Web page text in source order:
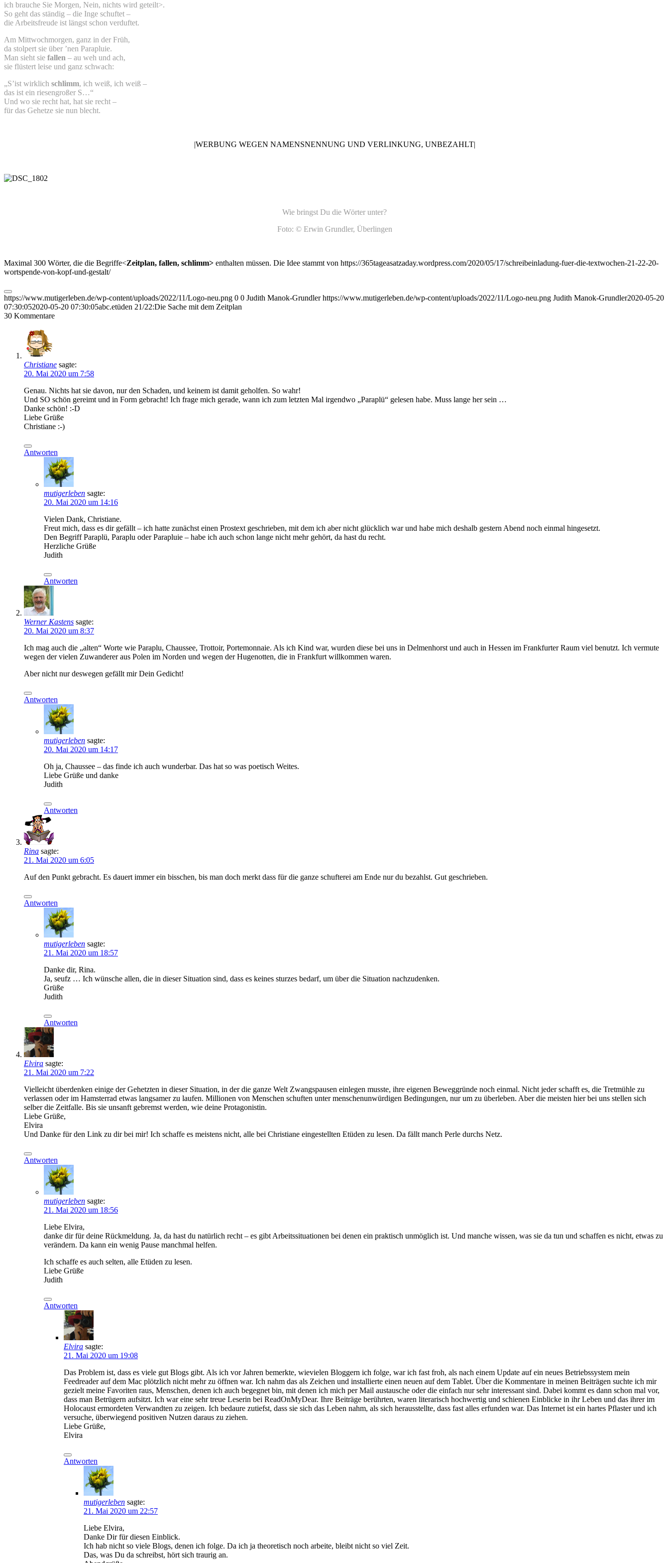
ich brauche Sie Morgen, Nein, nichts wird geteilt>.
So geht das ständig – die Inge schuftet –
die Arbeitsfreude ist längst schon verduftet.
Am Mittwochmorgen, ganz in der Früh,
da stolpert sie über ’nen Parapluie.
Man sieht sie fallen – au weh und ach,
sie flüstert leise und ganz schwach:
„S’ist wirklich schlimm, ich weiß, ich weiß –
das ist ein riesengroßer S…“
Und wo sie recht hat, hat sie recht –
für das Gehetze sie nun blecht.
|WERBUNG WEGEN NAMENSNENNUNG UND VERLINKUNG, UNBEZAHLT|
Wie bringst Du die Wörter unter?
Foto: © Erwin Grundler, Überlingen
Maximal 300 Wörter, die die Begriffe<Zeitplan, fallen, schlimm> enthalten müssen. Die Idee stammt von https://365tageasatzaday.wordpress.com/2020/05/17/schreibeinladung-fuer-die-textwochen-21-22-20-
wortspende-von-kopf-und-gestalt/
https://www.mutigerleben.de/wp-content/uploads/2022/11/Logo-neu.png 0 0 Judith Manok-Grundler https://www.mutigerleben.de/wp-content/uploads/2022/11/Logo-neu.png Judith Manok-Grundler2020-05-20
07:30:052020-05-20 07:30:05abc.etüden 21/22:Die Sache mit dem Zeitplan
30 Kommentare
Christiane sagte:
20. Mai 2020 um 7:58
Genau. Nichts hat sie davon, nur den Schaden, und keinem ist damit geholfen. So wahr!
Und SO schön gereimt und in Form gebracht! Ich frage mich gerade, wann ich zum letzten Mal irgendwo „Paraplü“ gelesen habe. Muss lange her sein …
Danke schön! :-D
Liebe Grüße
Christiane :-)
Antworten
mutigerleben sagte:
20. Mai 2020 um 14:16
Vielen Dank, Christiane.
Freut mich, dass es dir gefällt – ich hatte zunächst einen Prostext geschrieben, mit dem ich aber nicht glücklich war und habe mich deshalb gestern Abend noch einmal hingesetzt.
Den Begriff Paraplü, Paraplu oder Parapluie – habe ich auch schon lange nicht mehr gehört, da hast du recht.
Herzliche Grüße
Judith
Antworten
Werner Kastens sagte:
20. Mai 2020 um 8:37
Ich mag auch die „alten“ Worte wie Paraplu, Chaussee, Trottoir, Portemonnaie. Als ich Kind war, wurden diese bei uns in Delmenhorst und auch in Hessen im Frankfurter Raum viel benutzt. Ich vermute
wegen der vielen Zuwanderer aus Polen im Norden und wegen der Hugenotten, die in Frankfurt willkommen waren.
Aber nicht nur deswegen gefällt mir Dein Gedicht!
Antworten
mutigerleben sagte:
20. Mai 2020 um 14:17
Oh ja, Chaussee – das finde ich auch wunderbar. Das hat so was poetisch Weites.
Liebe Grüße und danke
Judith
Antworten
Rina sagte:
21. Mai 2020 um 6:05
Auf den Punkt gebracht. Es dauert immer ein bisschen, bis man doch merkt dass für die ganze schufterei am Ende nur du bezahlst. Gut geschrieben.
Antworten
mutigerleben sagte:
21. Mai 2020 um 18:57
Danke dir, Rina.
Ja, seufz … Ich wünsche allen, die in dieser Situation sind, dass es keines sturzes bedarf, um über die Situation nachzudenken.
Grüße
Judith
Antworten
Elvira sagte:
21. Mai 2020 um 7:22
Vielleicht überdenken einige der Gehetzten in dieser Situation, in der die ganze Welt Zwangspausen einlegen musste, ihre eigenen Beweggründe noch einmal. Nicht jeder schafft es, die Tretmühle zu
verlassen oder im Hamsterrad etwas langsamer zu laufen. Millionen von Menschen schuften unter menschenunwürdigen Bedingungen, nur um zu überleben. Aber die meisten hier bei uns stellen sich
selber die Zeitfalle. Bis sie unsanft gebremst werden, wie deine Protagonistin.
Liebe Grüße,
Elvira
Und Danke für den Link zu dir bei mir! Ich schaffe es meistens nicht, alle bei Christiane eingestellten Etüden zu lesen. Da fällt manch Perle durchs Netz.
Antworten
mutigerleben sagte:
21. Mai 2020 um 18:56
Liebe Elvira,
danke dir für deine Rückmeldung. Ja, da hast du natürlich recht – es gibt Arbeitssituationen bei denen ein praktisch unmöglich ist. Und manche wissen, was sie da tun und schaffen es nicht, etwas zu
verändern. Da kann ein wenig Pause manchmal helfen.
Ich schaffe es auch selten, alle Etüden zu lesen.
Liebe Grüße
Judith
Antworten
Elvira sagte:
21. Mai 2020 um 19:08
Das Problem ist, dass es viele gut Blogs gibt. Als ich vor Jahren bemerkte, wievielen Bloggern ich folge, war ich fast froh, als nach einem Update auf ein neues Betriebssystem mein
Feedreader auf dem Mac plötzlich nicht mehr zu öffnen war. Ich nahm das als Zeichen und installierte einen neuen auf dem Tablet. Über die Kommentare in meinen Beiträgen suchte ich mir
gezielt meine Favoriten raus, Menschen, denen ich auch begegnet bin, mit denen ich mich per Mail austausche oder die einfach nur sehr interessant sind. Dabei kommt es dann schon mal vor,
dass man Betrügern aufsitzt. Ich war eine sehr treue Leserin bei ReadOnMyDear. Ihre Beiträge berührten, waren literarisch hochwertig und schienen Einblicke in ihr Leben und das ihrer im
Holocaust ermordeten Verwandten zu zeigen. Ich bedaure zutiefst, dass sie sich das Leben nahm, als sich herausstellte, dass fast alles erfunden war. Das Internet ist ein hartes Pflaster und ich
versuche, überwiegend positiven Nutzen daraus zu ziehen.
Liebe Grüße,
Elvira
Antworten
mutigerleben sagte:
21. Mai 2020 um 22:57
Liebe Elvira,
Danke Dir für diesen Einblick.
Ich hab nicht so viele Blogs, denen ich folge. Da ich ja theoretisch noch arbeite, bleibt nicht so viel Zeit.
Das, was Du da schreibst, hört sich traurig an.